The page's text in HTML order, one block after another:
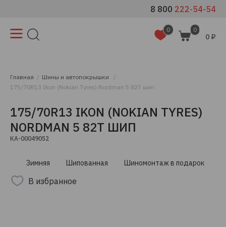
8 800 222-54-54
0 0
0 ₽
Главная
Шины и автопокрышки
175/70R13 Ikon (Nokian Tyres) Nordman 5 82T шип
175/70R13 IKON (NOKIAN TYRES)
NORDMAN 5 82T ШИП
КА-00049052
Зимняя Шипованная Шиномонтаж в подарок
В избранное